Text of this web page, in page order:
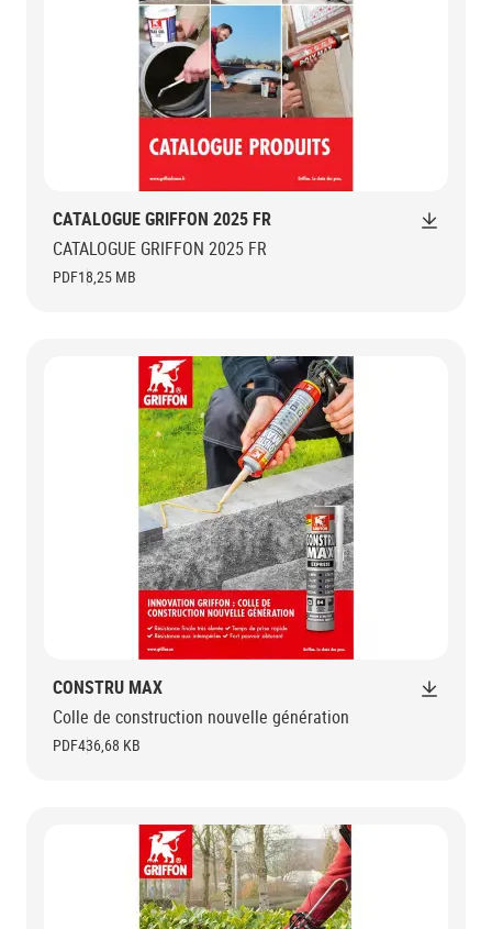
CATALOGUE GRIFFON 2025 FR
CATALOGUE GRIFFON 2025 FR
PDF18,25 MB
CONSTRU MAX
Colle de construction nouvelle génération
PDF436,68 KB